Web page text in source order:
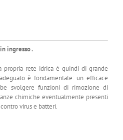
ingresso .
propria rete idrica è quindi di grande
è fondamentale: un efficace
svolgere funzioni di rimozione di
chimiche eventualmente presenti
virus e batteri.